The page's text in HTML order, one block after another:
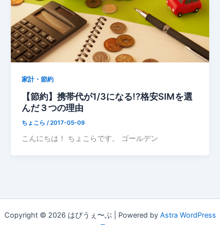
家計・節約
【節約】携帯代が1/3になる!?格安SIMを選
んだ３つの理由
ちょこら /2017-05-09
こんにちは！ ちょこらです。 ゴールデン
Copyright © 2026 はぴうぇ〜ぶ | Powered by Astra WordPress